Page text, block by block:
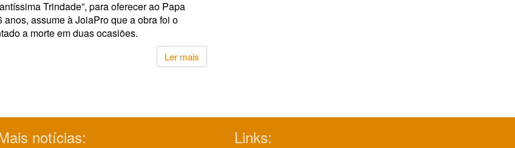
Trindade”, para oferecer ao Papa
anos, assume à JoiaPro que a obra foi o
a morte em duas ocasiões.
Ler mais
notícias: Links: